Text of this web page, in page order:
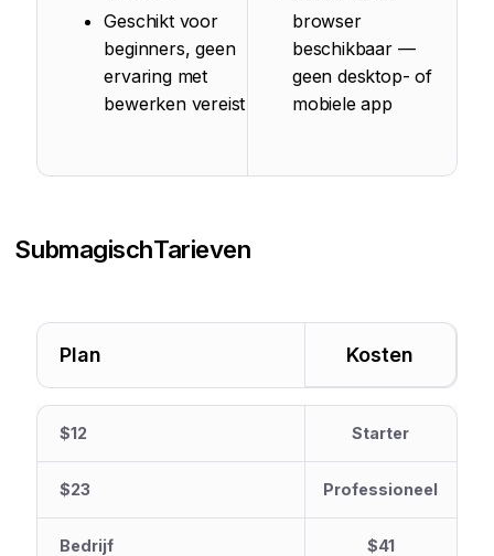
Geschikt voor
beginners, geen
ervaring met
bewerken vereist
browser
beschikbaar —
geen desktop- of
mobiele app
SubmagischTarieven
Plan Kosten
$12 Starter
$23 Professioneel
Bedrijf $41